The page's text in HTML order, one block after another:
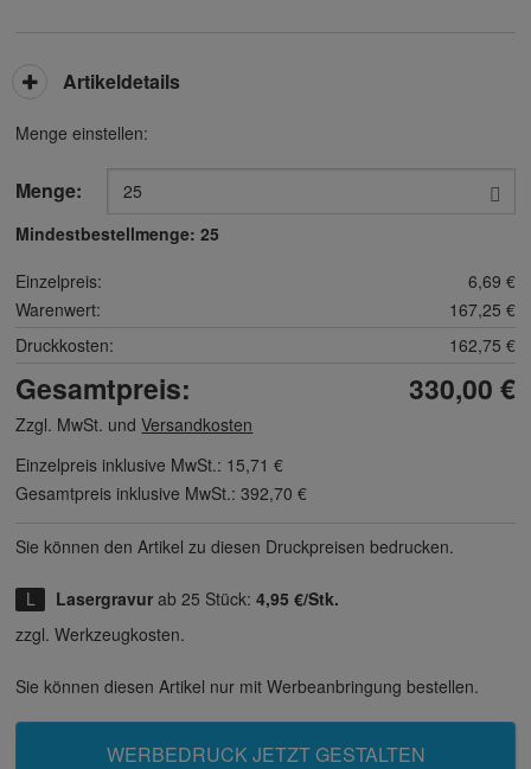
Menge einstellen:
Menge:
Mindestbestellmenge:25
Einzelpreis:
6,69 €
Warenwert:
167,25 €
Druckkosten:
162,75 €
Gesamtpreis: 330,00 €
Zzgl. MwSt. undVersandkosten
Einzelpreis inklusive MwSt.: 15,71 €
Gesamtpreis inklusive MwSt.:392,70 €
Sie können den Artikel zu diesen Druck­preisen bedrucken.
Lasergravur ab 25 Stück:4,95 €/Stk.
zzgl. Werkzeugkosten.
Sie können diesen Artikel nur mit Werbeanbringung bestellen.
WERBEDRUCK JETZT GESTALTEN
Artikeldetails